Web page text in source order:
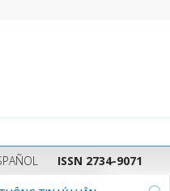
ISSN 2734-9071